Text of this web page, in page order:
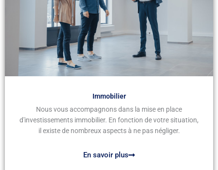
Immobilier
Nous vous accompagnons dans la mise en place
d'investissements immobilier. En fonction de votre situation,
il existe de nombreux aspects à ne pas négliger.
En savoir plus